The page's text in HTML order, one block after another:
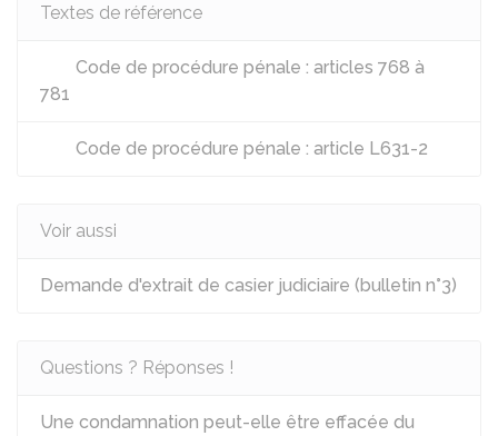
Textes de référence
Code de procédure pénale : articles 768 à
781
Code de procédure pénale : article L631-2
Voir aussi
Demande d'extrait de casier judiciaire (bulletin n°3)
Questions ? Réponses !
Une condamnation peut-elle être effacée du